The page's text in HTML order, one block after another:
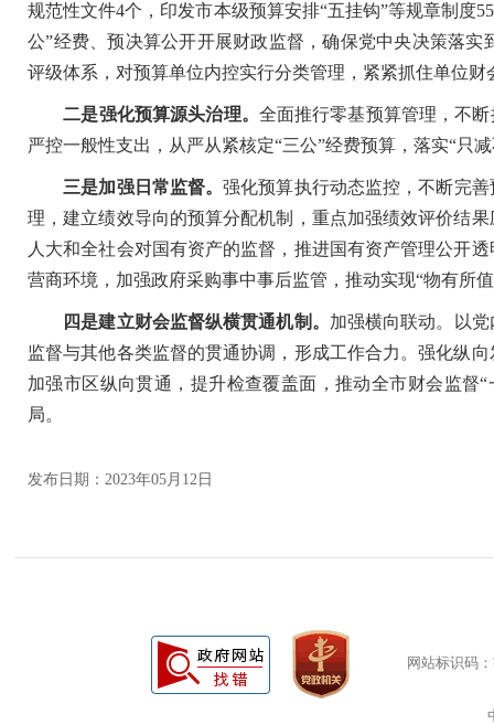
规范性文件4个，印发市本级预算安排“五挂钩”等规章制度
公”经费、预决算公开开展财政监督，确保党中央决策落
评级体系，对预算单位内控实行分类管理，紧紧抓住单位
二是强化预算源头治理。 全面推行零基预算管理，不
严控一般性支出，从严从紧核定“三公”经费预算，落实“只
三是加强日常监督。强化预算执行动态监控，不断完
理，建立绩效导向的预算分配机制，重点加强绩效评价结
人大和全社会对国有资产的监督，推进国有资产管理公开
营商环境，加强政府采购事中事后监管，推动实现“物有所
四是建立财会监督纵横贯通机制。 加强横向联动。以
监督与其他各类监督的贯通协调，形成工作合力。强化纵
加强市区纵向贯通，提升检查覆盖面，推动全市财会监督
局。
发布日期：2023年05月12日
网站标识码